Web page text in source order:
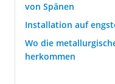
von Spänen
Installation auf
Wo die
herkommen